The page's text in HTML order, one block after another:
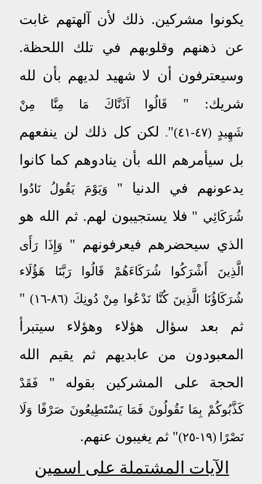
يكونوا مشركين. ذلك لأن آلهتهم غابت
عن ذهنهم وقلوبهم في تلك اللحظة.
وسيعترفون أن لا شهيد لديهم بأن لله
شريك: "
قَالُوا آذَنَّاكَ مَا مِنَّا مِنْ
شَهِيدٍ (٤٧-٤١)
"
. لكن كل ذلك لن ينفعهم
بل سيأمرهم الله بأن ينادوهم كما كانوا
يدعونهم في الدنيا " وَيَوْمَ يَقُولُ نَادُوا
شُرَكَائِي " فلا يستجيبون لهم. ثم الله هو
الذي سيحضرهم فيعرفونهم " وَإِذَا رَأَى
الَّذِينَ أَشْرَكُوا شُرَكَاءَهُمْ قَالُوا رَبَّنَا هَؤُلَاء
شُرَكَاؤُنَا الَّذِينَ كُنَّا نَدْعُوا مِنْ دُونِكَ (٨٦-١٦)
"
ثم بعد سؤال هؤلاء وهؤلاء سيتبرأ
المعبودون من عابديهم ثم يقيم الله
الحجة على المشركين بقوله "
فَقَدْ
كَذَّبُوكُمْ بِمَا تَقُولُونَ فَمَا يَسْتَطِيعُونَ صَرْفًا وَلَا
نَصْرًا (١٩-٢٥)
" ثم يغيبون عنهم.
الآيات المشتملة على اسمين